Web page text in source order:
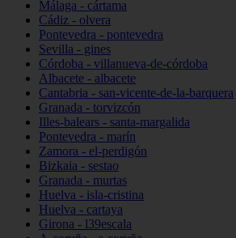
Málaga - cártama
Cádiz - olvera
Pontevedra - pontevedra
Sevilla - gines
Córdoba - villanueva-de-córdoba
Albacete - albacete
Cantabria - san-vicente-de-la-barquera
Granada - torvizcón
Illes-balears - santa-margalida
Pontevedra - marín
Zamora - el-perdigón
Bizkaia - sestao
Granada - murtas
Huelva - isla-cristina
Huelva - cartaya
Girona - l39escala